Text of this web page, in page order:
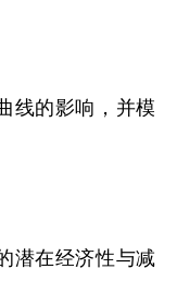
线的影响，并模
潜在经济性与减